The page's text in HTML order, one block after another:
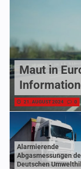
Maut in
21. AUGUST 2024 0
Alarmierende
Abgasmessungen
Deutschen